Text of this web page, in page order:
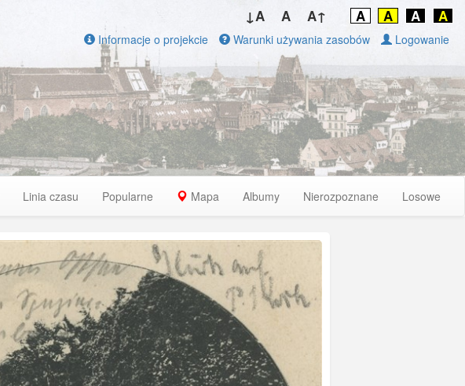
↓A A A↑ A A A A
Informacje o projekcie Warunki używania zasobów Logowanie
Linia czasu Popularne Mapa Albumy Nierozpoznane Losowe